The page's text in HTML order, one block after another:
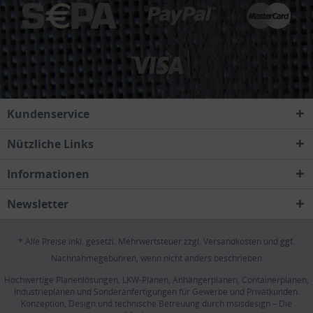
Kundenservice
Nützliche Links
Informationen
Newsletter
* Alle Preise inkl. gesetzl. Mehrwertsteuer zzgl. Versandkosten und ggf.
Nachnahmegebühren, wenn nicht anders beschrieben
Hochwertige Planenlösungen, LKW-Planen, Anhängerplanen, Containerplanen,
Industrieplanen und Sonderanfertigungen für Gewerbe und Privatkunden.
Konzeption, Design und technische Betreuung durch msisdesign – Die